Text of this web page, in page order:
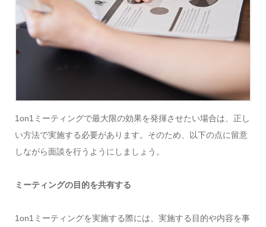
1on1ミーティングで最大限の効果を発揮させたい場合は、正し
い方法で実施する必要があります。そのため、以下の点に留意
しながら面談を行うようにしましょう。
ミーティングの目的を共有する
1on1ミーティングを実施する際には、実施する目的や内容を事